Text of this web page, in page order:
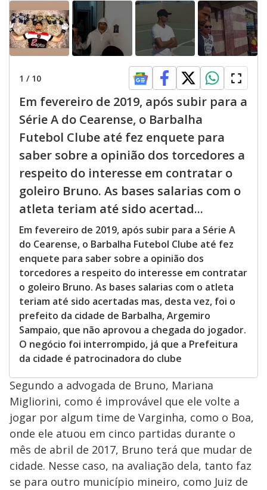
1 / 10
Em fevereiro de 2019, após subir para a
Série A do Cearense, o Barbalha
Futebol Clube até fez enquete para
saber sobre a opinião dos torcedores a
respeito do interesse em contratar o
goleiro Bruno. As bases salarias com o
atleta teriam até sido acertad...
Em fevereiro de 2019, após subir para a Série A
do Cearense, o Barbalha Futebol Clube até fez
enquete para saber sobre a opinião dos
torcedores a respeito do interesse em contratar
o goleiro Bruno. As bases salarias com o atleta
teriam até sido acertadas mas, desta vez, foi o
prefeito da cidade de Barbalha, Argemiro
Sampaio, que não aprovou a chegada do jogador.
O negócio foi interrompido, já que a Prefeitura
da cidade é patrocinadora do clube
Segundo a advogada de Bruno, Mariana
Migliorini, como é improvável que ele volte a
jogar por algum time de Varginha, como o Boa,
onde ele atuou em cinco partidas durante o
mês de abril de 2017, Bruno terá que mudar de
cidade. Nesse caso, na avaliação dela, tanto faz
se para outro município mineiro, como Juiz de